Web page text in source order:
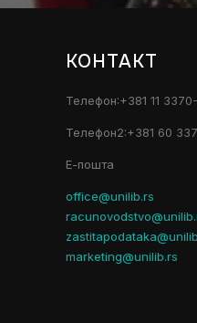
КОНТАКТ
Телефон:+381 11
Телефон2:+381 60
Е-пошта
office@unilib.rs
marketing@unilib.rs